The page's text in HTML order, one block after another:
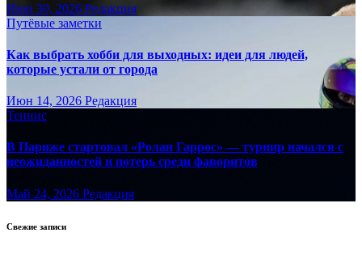
Июн 30, 2026 Редакция
Путёвые заметки
Как выбрать хобби для выходных: идеи для людей,
которые устали от города
Июн 14, 2026 Редакция
Теннис
В Париже стартовал «Ролан Гаррос» — турнир начался с
неожиданностей и потерь среди фаворитов
Май 24, 2026 Редакция
Свежие записи